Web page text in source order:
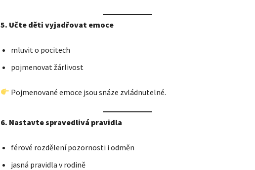
5. Učte děti vyjadřovat emoce
mluvit o pocitech
pojmenovat žárlivost
Pojmenované emoce jsou snáze zvládnutelné.
6. Nastavte spravedlivá pravidla
férové rozdělení pozornosti i odměn
jasná pravidla v rodině